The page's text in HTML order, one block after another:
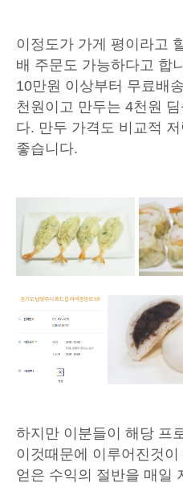
이정도가 가게 평이라고
배 주문도 가능하다고 합
10만원 이상부터 무료배
천원이고 만두는 4천원
다. 만두 가격도 비교적
좋습니다.
하지만 이분들이 해당 프
이것때문에 이루어진것
얻은 수익의 절반을 매일